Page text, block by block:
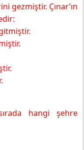
gezmiştir. Çınar’ın
hangi şehre